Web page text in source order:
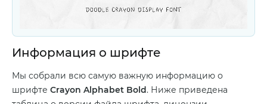
Информация о шрифте
Мы собрали всю самую важную информацию о
шрифте Crayon Alphabet Bold. Ниже приведена